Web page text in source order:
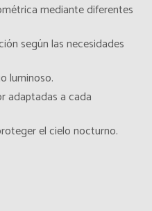
mediante diferentes
según las necesidades
luminoso.
adaptadas a cada
el cielo nocturno.
Inglés
Français
Français